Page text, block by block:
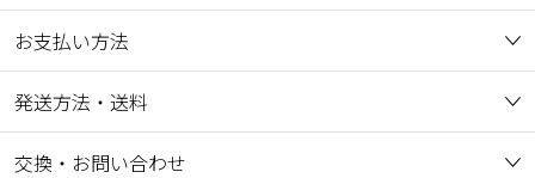
お支払い方法
発送方法・送料
交換・お問い合わせ